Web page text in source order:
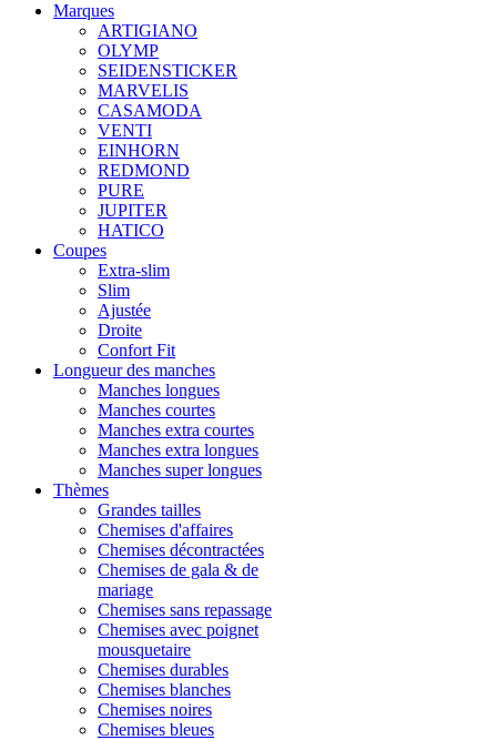
Marques
ARTIGIANO
OLYMP
SEIDENSTICKER
MARVELIS
CASAMODA
VENTI
EINHORN
REDMOND
PURE
JUPITER
HATICO
Coupes
Extra-slim
Slim
Ajustée
Droite
Confort Fit
Longueur des manches
Manches longues
Manches courtes
Manches extra courtes
Manches extra longues
Manches super longues
Thèmes
Grandes tailles
Chemises d'affaires
Chemises décontractées
Chemises de gala & de
mariage
Chemises sans repassage
Chemises avec poignet
mousquetaire
Chemises durables
Chemises blanches
Chemises noires
Chemises bleues